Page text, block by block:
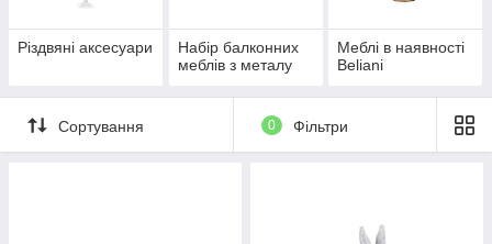
Різдвяні аксесуари
Набір балконних
меблів з металу
Меблі в наявності
Beliani
Сортування 0 Фільтри